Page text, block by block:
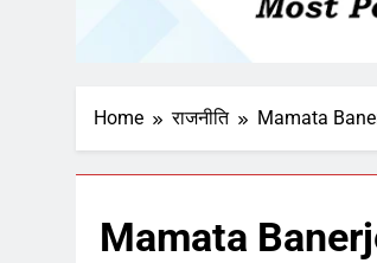
Home राजनीति Mamata
Mamata